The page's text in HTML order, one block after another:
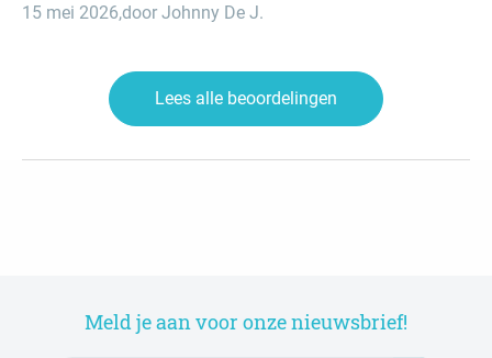
15 mei 2026,door Johnny De J.
Lees alle beoordelingen
Meld je aan voor onze nieuwsbrief!